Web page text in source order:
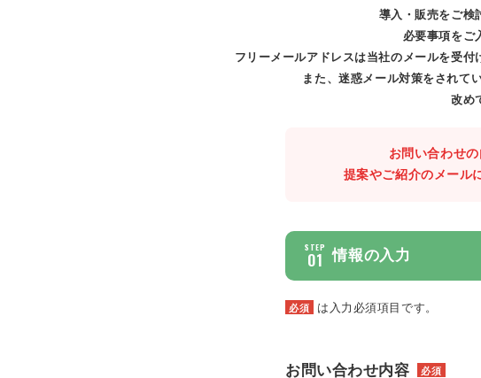
導入・販売をご検
必要事項をご
フリーメールアドレスは当社のメールを受
また、迷惑メール対策をされて
改め
お問い合わせ
提案やご紹介のメール
STEP
01 情報の入力
必須 は入力必須項目です。
お問い合わせ内容 必須